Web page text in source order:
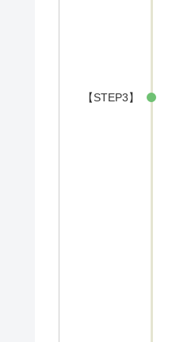
【STEP3】